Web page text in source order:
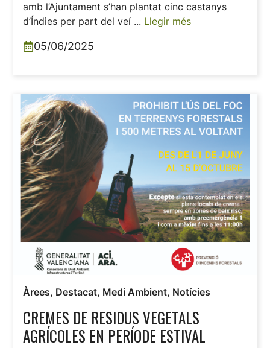
amb l’Ajuntament s’han plantat cinc castanys
d’Índies per part del veí ... Llegir més
05/06/2025
Àrees, Destacat, Medi Ambient, Notícies
CREMES DE RESIDUS VEGETALS
AGRÍCOLES EN PERÍODE ESTIVAL